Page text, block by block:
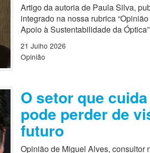
Artigo da autoria de Paula Silva,
integrado na nossa rubrica
Apoio à Sustentabilidade da
21 Julho 2026
Opinião
O setor que
pode perder de
futuro
Opinião de Miguel Alves, consultor